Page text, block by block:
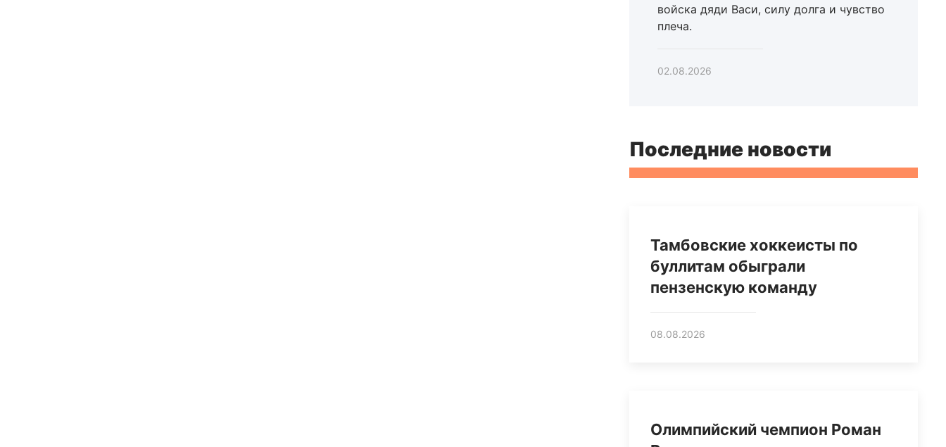
войска дяди Васи, силу долга и чувство
плеча.
02.08.2026
Последние новости
Тамбовские хоккеисты по
буллитам обыграли
пензенскую команду
08.08.2026
Олимпийский чемпион Роман